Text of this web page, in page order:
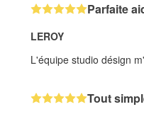
Parfaite
LEROY
L'équipe studio désign
Tout